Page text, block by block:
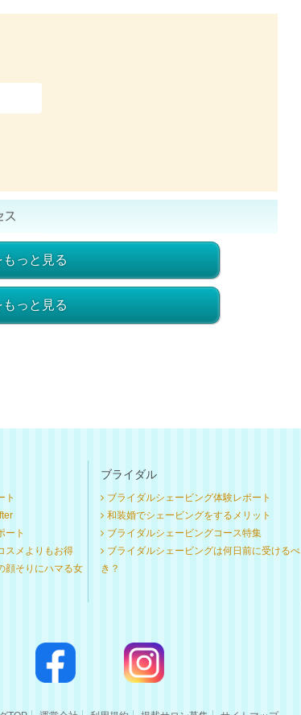
っと見る
っと見る
ト
ート
スメよりもお得
顔そりにハマる女
ブライダル
ブライダルシェービング体験レポート
和装婚でシェービングをするメリット
ブライダルシェービングコース特集
ブライダルシェービングは何日前に受けるべ
き？